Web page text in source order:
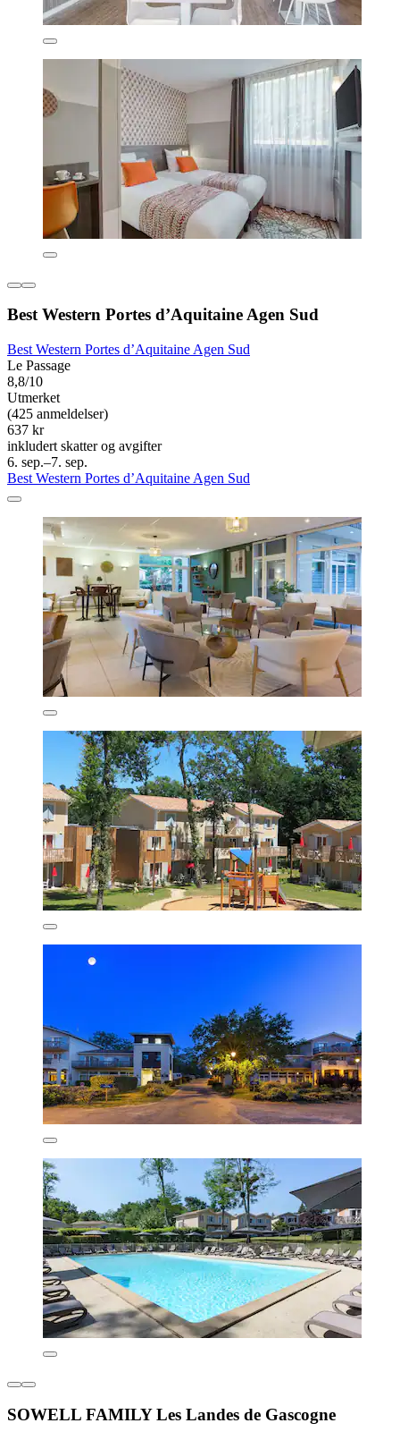
Best Western Portes d’Aquitaine Agen Sud
Best Western Portes d’Aquitaine Agen Sud
Le Passage
8,8/10
Utmerket
(425 anmeldelser)
637 kr
inkludert skatter og avgifter
6. sep.–7. sep.
Best Western Portes d’Aquitaine Agen Sud
SOWELL FAMILY Les Landes de Gascogne